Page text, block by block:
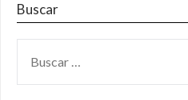
Buscar